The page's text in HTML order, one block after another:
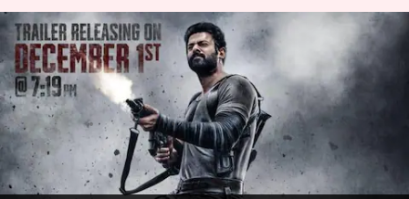
RCB for Salaar: ఆర్‌సీబీతో 'సలార్'
ప్రమోషన్స్.. ప్లానింగ్
అదిరిపోయిందిగా..
వ్రాసిన వారు Stalin Nov 14, 2023 11:13 am
ఈ వార్తాకథనం ఏంటి